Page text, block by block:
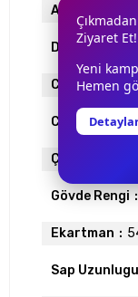
Ayna
Degrade YOK
Cam
Cam Rengi
Çerçeve
Gövde Rengi
Ekartman
Sap Uzunlugu
Ziyaret Et!
Yeni
Hemen